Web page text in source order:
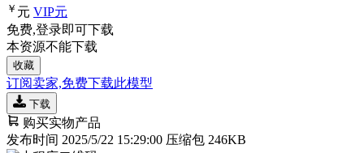
￥ 元 VIP元
免费,登录即可下载
本资源不能下载
收藏
订阅卖家,免费下载此模型
下载
购买实物产品
发布时间 2025/5/22 15:29:00 压缩包 246KB